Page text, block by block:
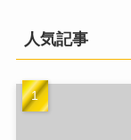
人気記事